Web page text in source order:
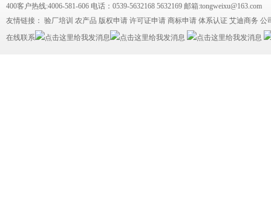
400客户热线:4006-581-606 电话：0539-5632168 5632169 邮箱:tongweixu@163.com
友情链接： 验厂培训 农产品 版权申请 许可证申请 商标申请 体系认证 艾迪商务 公
在线联系